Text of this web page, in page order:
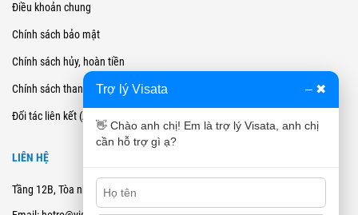
Điều khoản chung
Chính sách bảo mật
Chính sách hủy, hoàn tiền
Chính sách thanh toán
Đối tác liên kết (Affiliate)
LIÊN HỆ
Tầng 12B, Tòa nhà Cienco4 - 180 Nguyễn Thị Minh Khai, Quận 3, TPHCM
Trợ lý Visata – ✖
👋 Chào anh chị! Em là trợ lý Visata, anh chị
cần hỗ trợ gì ạ?